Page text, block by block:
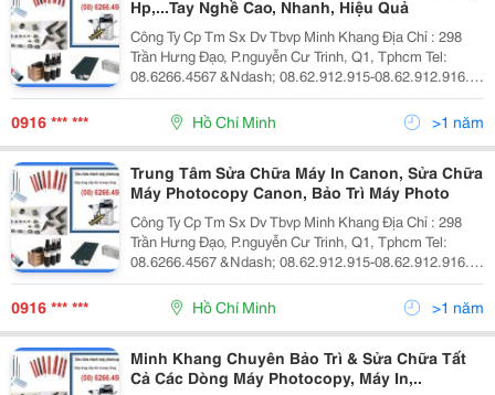
Hp,...Tay Nghề Cao, Nhanh, Hiệu Quả
Công Ty Cp Tm Sx Dv Tbvp Minh Khang Địa Chỉ : 298
Trần Hưng Đạo, P.nguyễn Cư Trinh, Q1, Tphcm Tel:
08.6266.4567 &Ndash; 08.62.912.915-08.62.912.916.
Fax: 08.39.209.309 Website: Www.minhkhangjsc.com
0916 *** *** Hồ Chí Minh >1 năm
Trung Tâm Sửa Chữa Máy In Canon, Sửa Chữa
Máy Photocopy Canon, Bảo Trì Máy Photo
Công Ty Cp Tm Sx Dv Tbvp Minh Khang Địa Chỉ : 298
Trần Hưng Đạo, P.nguyễn Cư Trinh, Q1, Tphcm Tel:
08.6266.4567 &Ndash; 08.62.912.915-08.62.912.916.
Fax: 08.39.209.309 Website: Www.minhkhangjsc.com
0916 *** *** Hồ Chí Minh >1 năm
Minh Khang Chuyên Bảo Trì & Sửa Chữa Tất
Cả Các Dòng Máy Photocopy, Máy In,..